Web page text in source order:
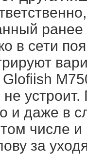
в сети
и даже в
числе и
за